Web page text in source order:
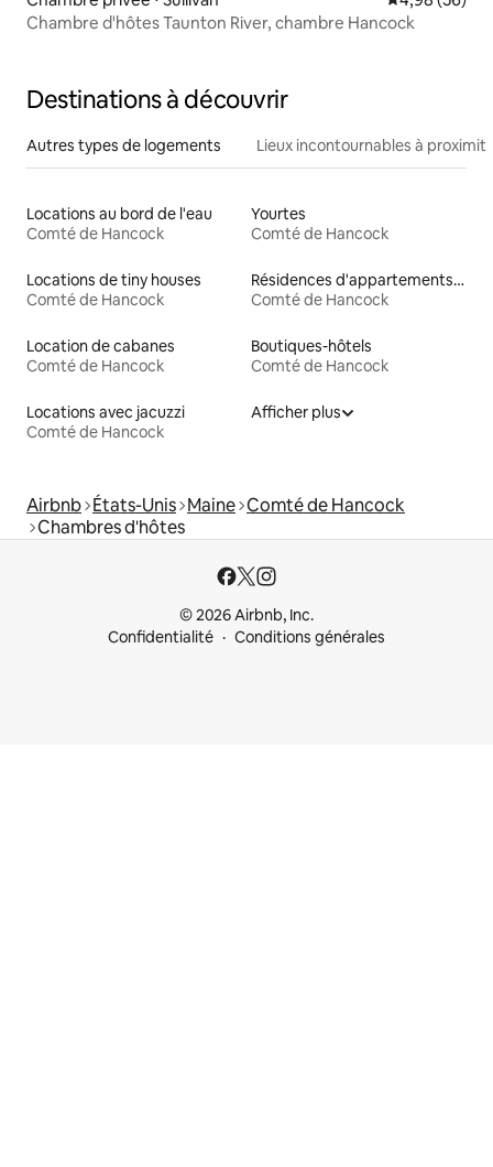
Chambre d'hôtes Taunton River, chambre Hancock
Destinations à découvrir
Autres types de logements Lieux incontournables à
Locations au bord de l'eau
Comté de Hancock
Yourtes
Comté de Hancock
Locations de tiny houses
Comté de Hancock
Résidences d'appartements en location
Comté de Hancock
Location de cabanes
Comté de Hancock
Boutiques-hôtels
Comté de Hancock
Locations avec jacuzzi
Comté de Hancock
Afficher plus
Airbnb États-Unis Maine Comté de Hancock
Chambres d'hôtes
© 2026 Airbnb, Inc.
Confidentialité
Conditions générales